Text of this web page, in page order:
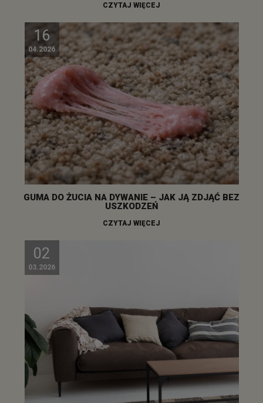
CZYTAJ WIĘCEJ
16
04.2026
GUMA DO ŻUCIA NA DYWANIE – JAK JĄ ZDJĄĆ BEZ
USZKODZEŃ
CZYTAJ WIĘCEJ
02
03.2026